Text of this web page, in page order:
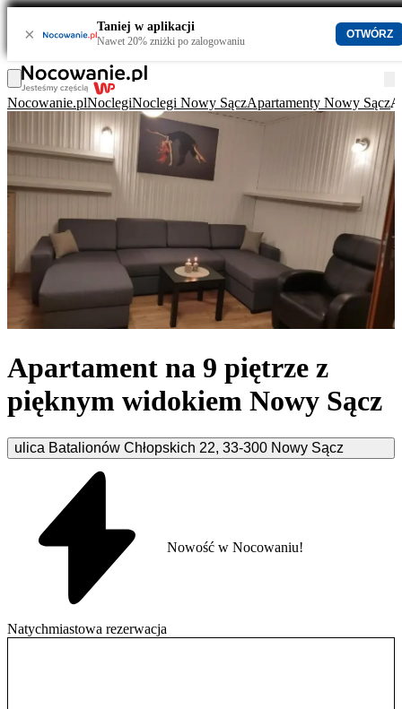
× Taniej w aplikacji
Nawet 20% zniżki po zalogowaniu
OTWÓRZ
Nocowanie.plNoclegiNoclegi Nowy SączApartamenty Nowy Sącz
Apartament na 9 piętrze z
pięknym widokiem Nowy Sącz
ulica Batalionów Chłopskich 22, 33-300 Nowy Sącz
Natychmiastowa rezerwacja
Nowość w Nocowaniu!